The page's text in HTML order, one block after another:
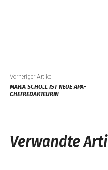
Vorheriger Artikel
MARIA SCHOLL IST NEUE APA-
CHEFREDAKTEURIN
Verwandte